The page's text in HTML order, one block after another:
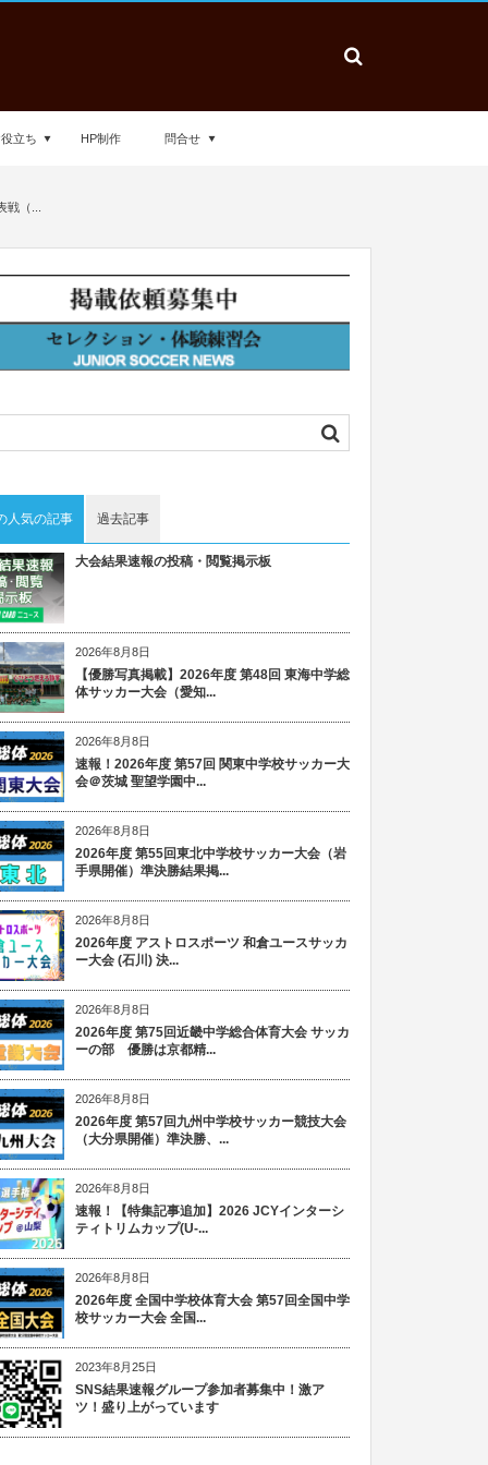
立ち HP制作 問合せ
（...
人気の記事 過去記事
大会結果速報の投稿・閲覧掲示板
2026年8月8日
【優勝写真掲載】2026年度 第48回 東海中学総
体サッカー大会（愛知...
2026年8月8日
速報！2026年度 第57回 関東中学校サッカー大
会＠茨城 聖望学園中...
2026年8月8日
2026年度 第55回東北中学校サッカー大会（岩
手県開催）準決勝結果掲...
2026年8月8日
2026年度 アストロスポーツ 和倉ユースサッカ
ー大会 (石川) 決...
2026年8月8日
2026年度 第75回近畿中学総合体育大会 サッカ
ーの部 優勝は京都精...
2026年8月8日
2026年度 第57回九州中学校サッカー競技大会
（大分県開催）準決勝、...
2026年8月8日
速報！【特集記事追加】2026 JCYインターシ
ティトリムカップ(U-...
2026年8月8日
2026年度 全国中学校体育大会 第57回全国中学
校サッカー大会 全国...
2023年8月25日
SNS結果速報グループ参加者募集中！激ア
ツ！盛り上がっています